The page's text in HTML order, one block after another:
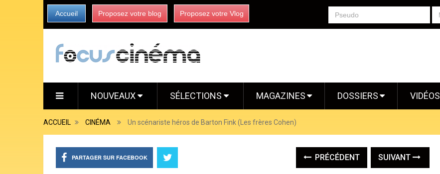
Accueil Proposez votre blog Proposez votre Vlog
NOUVEAUX SÉLECTIONS MAGAZINES DOSSIERS VIDÉOS
ACCUEIL CINÉMA Un scénariste héros de Barton Fink (Les frères Cohen)
PARTAGER SUR FACEBOOK PRÉCÉDENT SUIVANT